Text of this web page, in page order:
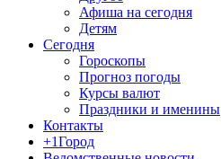
Афиша на сегодня
Детям
Сегодня
Гороскопы
Прогноз погоды
Курсы валют
Праздники и именины
Контакты
+1Город